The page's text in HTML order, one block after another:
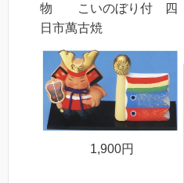
物 こいのぼり付 四
日市萬古焼
1,900円